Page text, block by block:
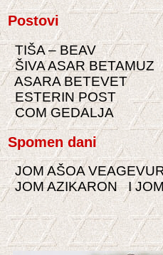
Postovi
TIŠA – BEAV
ŠIVA ASAR BETAMUZ
ASARA BETEVET
ESTERIN POST
COM GEDALJA
Spomen dani
JOM AŠOA
JOM AZIKARON
I